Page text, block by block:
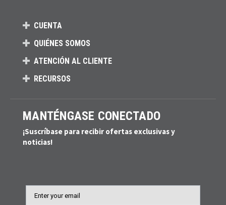
CUENTA
QUIÉNES SOMOS
ATENCIÓN AL CLIENTE
RECURSOS
MANTÉNGASE CONECTADO
¡Suscríbase para recibir ofertas exclusivas y
noticias!